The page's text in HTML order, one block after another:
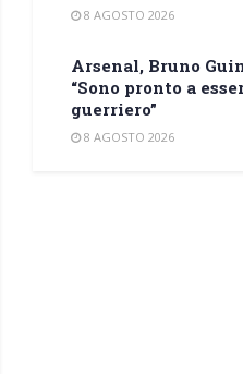
8 AGOSTO 2026
Arsenal, Bruno
“Sono pronto a
guerriero”
8 AGOSTO 2026